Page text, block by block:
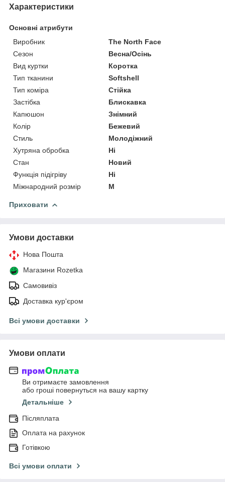
Характеристики
Основні атрибути
Виробник
The North Face
Сезон
Весна/Осінь
Вид куртки
Коротка
Тип тканини
Softshell
Тип коміра
Стійка
Застібка
Блискавка
Капюшон
Знімний
Колір
Бежевий
Стиль
Молодіжний
Хутряна обробка
Ні
Стан
Новий
Функція підігріву
Ні
Міжнародний розмір
M
Приховати
Умови доставки
Нова Пошта
Магазини Rozetka
Самовивіз
Доставка кур'єром
Всі умови доставки
Умови оплати
Ви отримаєте замовлення
або гроші повернуться на вашу картку
Детальніше
Післяплата
Оплата на рахунок
Готівкою
Всі умови оплати